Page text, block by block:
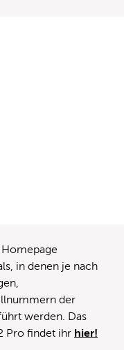
in denen je nach
der
werden. Das
Pro findet ihr hier!